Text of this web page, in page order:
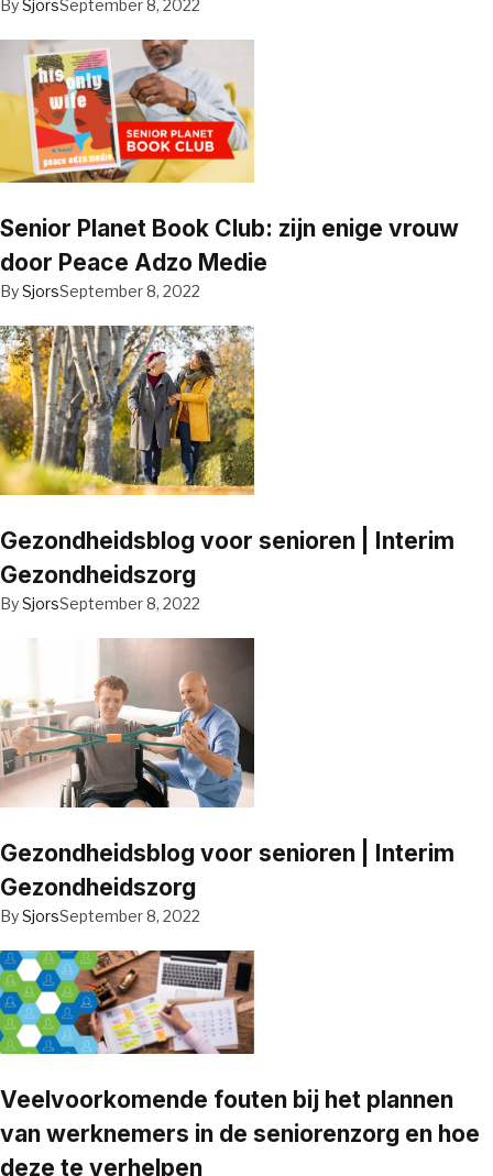
BySjorsSeptember 8, 2022
Senior Planet Book Club: zijn enige vrouw
door Peace Adzo Medie
BySjorsSeptember 8, 2022
Gezondheidsblog voor senioren | Interim
Gezondheidszorg
BySjorsSeptember 8, 2022
Gezondheidsblog voor senioren | Interim
Gezondheidszorg
BySjorsSeptember 8, 2022
Veelvoorkomende fouten bij het plannen
van werknemers in de seniorenzorg en hoe
deze te verhelpen